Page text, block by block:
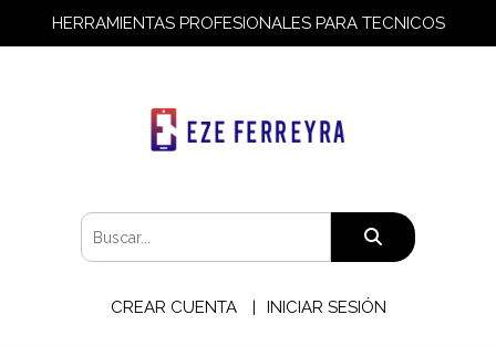
HERRAMIENTAS PROFESIONALES PARA TECNICOS
CREAR CUENTA INICIAR SESIÓN